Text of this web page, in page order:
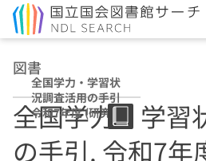
図書
全国学力・学習状
況調査活用の手引
令和7年度 (研究報
告 ; 第473号)
全国学力・学習
の手引. 令和7年